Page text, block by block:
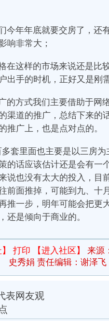
今年年底就要交房了，还
响非常大；
在这样的市场来说还是比
出手的时机，正好又是刚
的方式我们主要借助于网
渠道的推广，总结下来的
推广上，也是点对点的。
套里面也主要是以三房
的话应该估计还是会有一
说也没有太大的投入，目
前面推掉，可能到九、十
推一步，明年可能会把更
还是倾向于商业的。
打印 【进入社区】
来源
史秀娟 责任编辑：谢泽飞
表网友观